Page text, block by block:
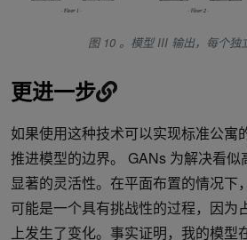
图 10 。模型 III 输出，每个独
更进一步
如果使用这种技术可以实现标准公寓
推进模型的边界。 GANs 为解决看似
显著的灵活性。在平面布置的情况下
可能是一个具有挑战性的过程，因为
上发生了变化。事实证明，我的模型